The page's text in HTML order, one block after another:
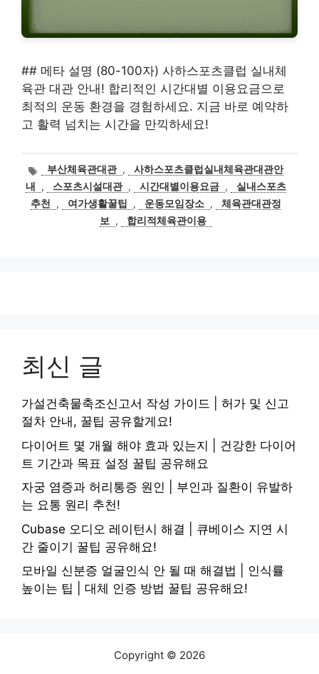
## 메타 설명 (80-100자) 사하스포츠클럽 실내체
육관 대관 안내! 합리적인 시간대별 이용요금으로
최적의 운동 환경을 경험하세요. 지금 바로 예약하
고 활력 넘치는 시간을 만끽하세요!
태부산체육관대관 ,
사하스포츠클럽실내체육관대관안
내
, 스포츠시설대관 , 시간대별이용요금 ,
실내스포츠
추천
, 여가생활꿀팁 , 운동모임장소 ,
체육관대관정
보
, 합리적체육관이용
최신 글
가설건축물축조신고서 작성 가이드 | 허가 및 신고
절차 안내, 꿀팁 공유할게요!
다이어트 몇 개월 해야 효과 있는지 | 건강한 다이어
트 기간과 목표 설정 꿀팁 공유해요
자궁 염증과 허리통증 원인 | 부인과 질환이 유발하
는 요통 원리 추천!
Cubase 오디오 레이턴시 해결 | 큐베이스 지연 시
간 줄이기 꿀팁 공유해요!
모바일 신분증 얼굴인식 안 될 때 해결법 | 인식률
높이는 팁 | 대체 인증 방법 꿀팁 공유해요!
Copyright © 2026